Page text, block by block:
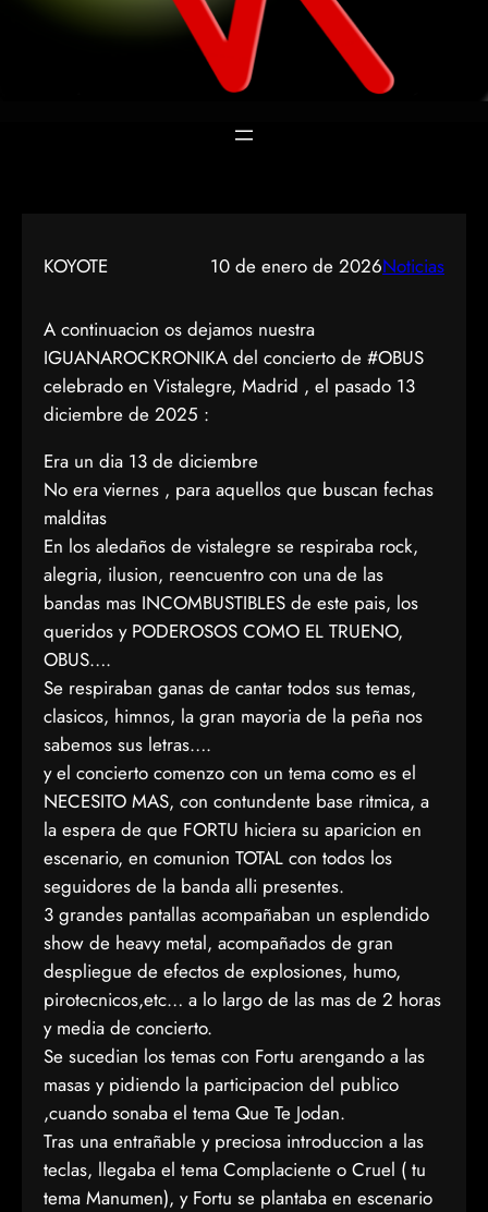
KOYOTE 10 de enero de 2026Noticias
A continuacion os dejamos nuestra
IGUANAROCKRONIKA del concierto de #OBUS
celebrado en Vistalegre, Madrid , el pasado 13
diciembre de 2025 :
Era un dia 13 de diciembre
No era viernes , para aquellos que buscan fechas
malditas
En los aledaños de vistalegre se respiraba rock,
alegria, ilusion, reencuentro con una de las
bandas mas INCOMBUSTIBLES de este pais, los
queridos y PODEROSOS COMO EL TRUENO,
OBUS….
Se respiraban ganas de cantar todos sus temas,
clasicos, himnos, la gran mayoria de la peña nos
sabemos sus letras….
y el concierto comenzo con un tema como es el
NECESITO MAS, con contundente base ritmica, a
la espera de que FORTU hiciera su aparicion en
escenario, en comunion TOTAL con todos los
seguidores de la banda alli presentes.
3 grandes pantallas acompañaban un esplendido
show de heavy metal, acompañados de gran
despliegue de efectos de explosiones, humo,
pirotecnicos,etc… a lo largo de las mas de 2 horas
y media de concierto.
Se sucedian los temas con Fortu arengando a las
masas y pidiendo la participacion del publico
,cuando sonaba el tema Que Te Jodan.
Tras una entrañable y preciosa introduccion a las
teclas, llegaba el tema Complaciente o Cruel ( tu
tema Manumen), y Fortu se plantaba en escenario